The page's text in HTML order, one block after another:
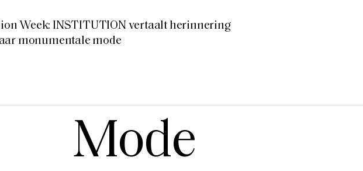
Week: INSTITUTION vertaalt herinnering
monumentale mode
Mode